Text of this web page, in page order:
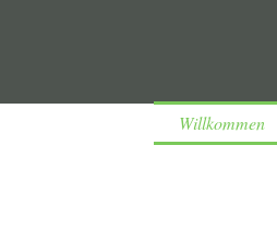
Willkommen